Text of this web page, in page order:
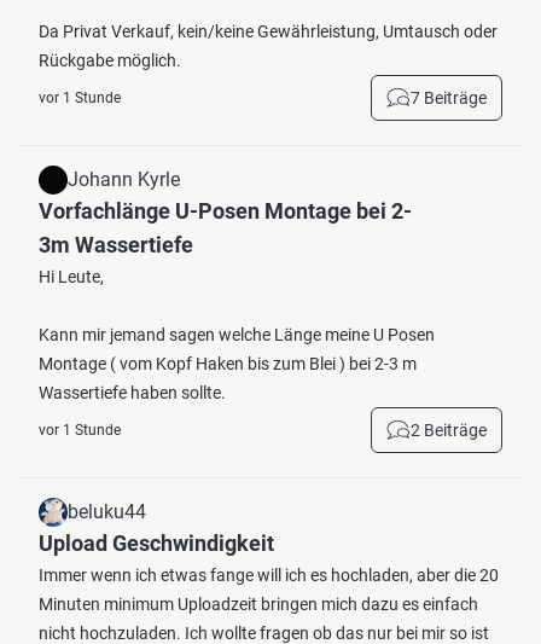
Da Privat Verkauf, kein/keine Gewährleistung, Umtausch oder
Rückgabe möglich.
vor 1 Stunde 7 Beiträge
Johann Kyrle
Vorfachlänge U-Posen Montage bei 2-
3m Wassertiefe
Hi Leute,
Kann mir jemand sagen welche Länge meine U Posen
Montage ( vom Kopf Haken bis zum Blei ) bei 2-3 m
Wassertiefe haben sollte.
vor 1 Stunde 2 Beiträge
beluku44
Upload Geschwindigkeit
Immer wenn ich etwas fange will ich es hochladen, aber die 20
Minuten minimum Uploadzeit bringen mich dazu es einfach
nicht hochzuladen. Ich wollte fragen ob das nur bei mir so ist